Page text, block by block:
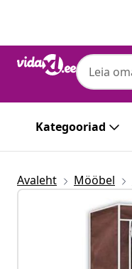
Kategooriad
Avaleht Mööbel